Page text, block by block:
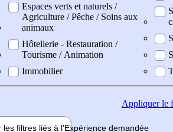
Espaces verts et naturels /
Agriculture / Pêche / Soins aux
animaux
Hôtellerie - Restauration /
Tourisme / Animation
Immobilier
Appliquerle
les filtres liés à l'Expérience demandée